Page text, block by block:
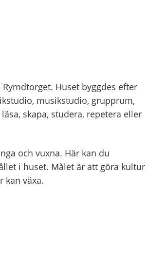
Huset byggdes efter
musikstudio, grupprum,
skapa, studera, repetera eller
och vuxna. Här kan du
i huset. Målet är att göra kultur
kan växa.